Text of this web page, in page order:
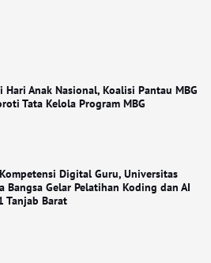
Hari Anak Nasional, Koalisi Pantau MBG
Tata Kelola Program MBG
Digital Guru, Universitas
Bangsa Gelar Pelatihan Koding dan AI
Tanjab Barat